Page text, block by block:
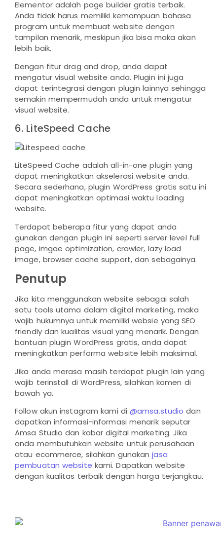
Elementor adalah page builder gratis terbaik.
Anda tidak harus memiliki kemampuan bahasa
program untuk membuat website dengan
tampilan menarik, meskipun jika bisa maka akan
lebih baik.
Dengan fitur drag and drop, anda dapat
mengatur visual website anda. Plugin ini juga
dapat terintegrasi dengan plugin lainnya sehingga
semakin mempermudah anda untuk mengatur
visual website.
6. LiteSpeed Cache
LiteSpeed Cache adalah all-in-one plugin yang
dapat meningkatkan akselerasi website anda.
Secara sederhana, plugin WordPress gratis satu ini
dapat meningkatkan optimasi waktu loading
website.
Terdapat beberapa fitur yang dapat anda
gunakan dengan plugin ini seperti server level full
page, imgae optimization, crawler, lazy load
image, browser cache support, dan sebagainya.
Penutup
Jika kita menggunakan website sebagai salah
satu tools utama dalam digital marketing, maka
wajib hukumnya untuk memiliki websie yang SEO
friendly dan kualitas visual yang menarik. Dengan
bantuan plugin WordPress gratis, anda dapat
meningkatkan performa website lebih maksimal.
Jika anda merasa masih terdapat plugin lain yang
wajib terinstall di WordPress, silahkan komen di
bawah ya.
Follow akun instagram kami di@amsa.studio dan
dapatkan informasi-informasi menarik seputar
Amsa Studio dan kabar digital marketing. Jika
anda membutuhkan website untuk perusahaan
atau ecommerce, silahkan gunakanjasa
pembuatan website kami. Dapatkan website
dengan kualitas terbaik dengan harga terjangkau.